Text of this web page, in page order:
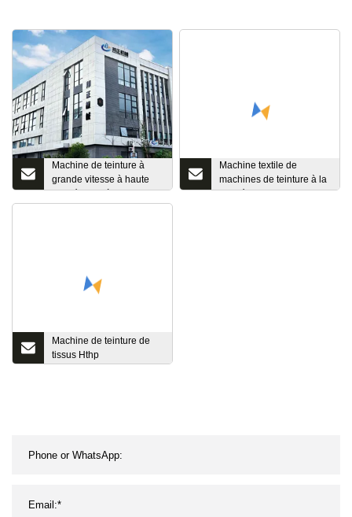
Machine de teinture à
grande vitesse à haute
température à double
Machine textile de
machines de teinture à la
température Hthp
Machine de teinture de
tissus Hthp